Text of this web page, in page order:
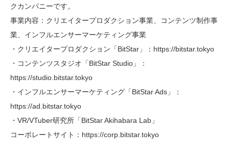
クカンパニーです。
事業内容：クリエイタープロダクション事業、コンテンツ制作事
業、インフルエンサーマーケティング事業
・クリエイタープロダクション「BitStar」：https://bitstar.tokyo
・コンテンツスタジオ「BitStar Studio」：
https://studio.bitstar.tokyo
・インフルエンサーマーケティング「BitStar Ads」：
https://ad.bitstar.tokyo
・VR/VTuber研究所「BitStar Akihabara Lab」
コーポレートサイト：https://corp.bitstar.tokyo